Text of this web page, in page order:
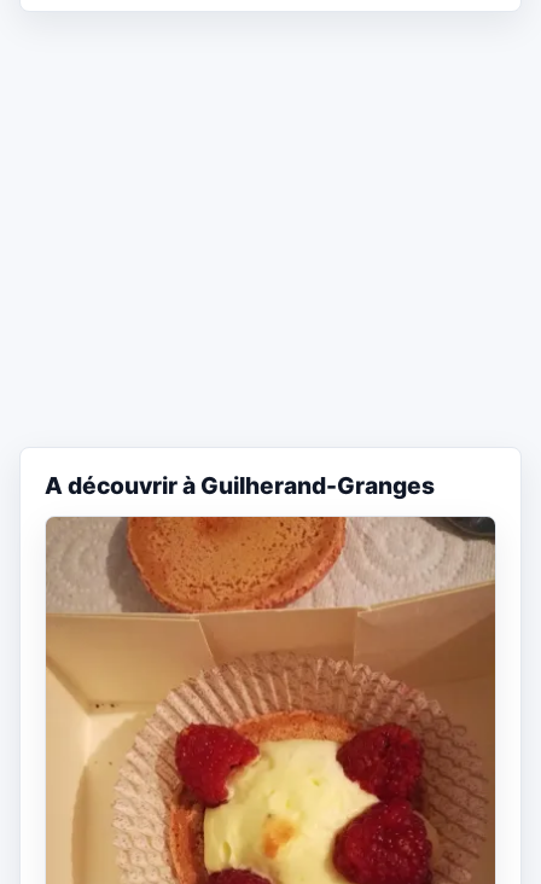
A découvrir à Guilherand-Granges